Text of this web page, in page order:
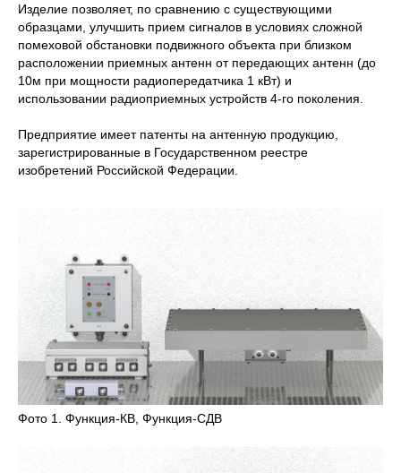
Изделие позволяет, по сравнению с существующими
образцами, улучшить прием сигналов в условиях сложной
помеховой обстановки подвижного объекта при близком
расположении приемных антенн от передающих антенн (до
10м при мощности радиопередатчика 1 кВт) и
использовании радиоприемных устройств 4-го поколения.
Предприятие имеет патенты на антенную продукцию,
зарегистрированные в Государственном реестре
изобретений Российской Федерации.
Фото 1. Функция-КВ, Функция-СДВ